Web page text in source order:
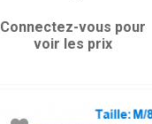
Connectez-vous pour
voir les prix